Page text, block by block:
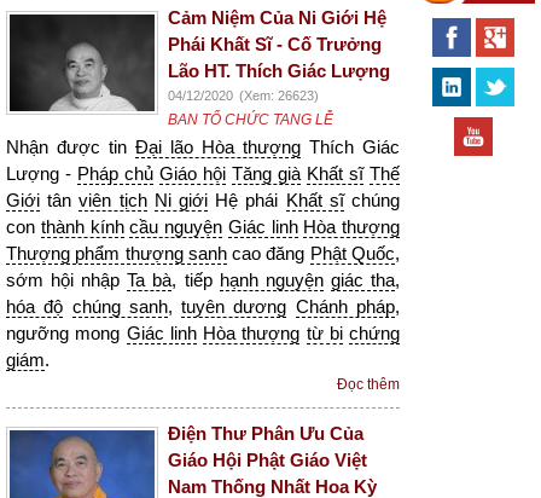
Cảm Niệm Của Ni Giới Hệ
Phái Khất Sĩ - Cố Trưởng
Lão HT. Thích Giác Lượng
04/12/2020 (Xem: 26623)
BAN TỔ CHỨC TANG LỄ
Nhận được tin Đại lão Hòa thượng Thích Giác
Lượng - Pháp chủ Giáo hội Tăng già Khất sĩ Thế
Giới tânviên tịch Ni giới Hệ phái Khất sĩchúng
con thành kính cầu nguyện Giác linh Hòa thượng
Thượng phẩm thượng sanhcao đăng Phật Quốc,
sớm hội nhậpTa bà, tiếp hạnh nguyện giác tha,
hóa độ chúng sanh,tuyên dương Chánh pháp,
ngưỡng mong Giác linh Hòa thượng từ bi chứng
giám.
Đọc thêm
Điện Thư Phân Ưu Của
Giáo Hội Phật Giáo Việt
Nam Thống Nhất Hoa Kỳ